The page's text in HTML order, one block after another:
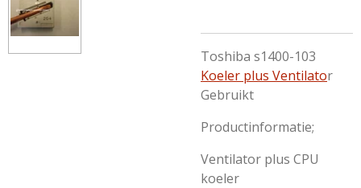
Toshiba s1400-103
Koeler plus Ventilator
Gebruikt
Productinformatie;
Ventilator plus CPU
koeler